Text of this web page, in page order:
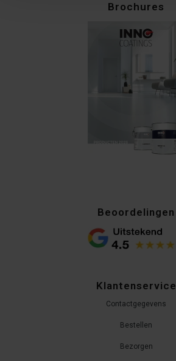
Brochures
Beoordelingen
Klantenservice
Contactgegevens
Bestellen
Bezorgen